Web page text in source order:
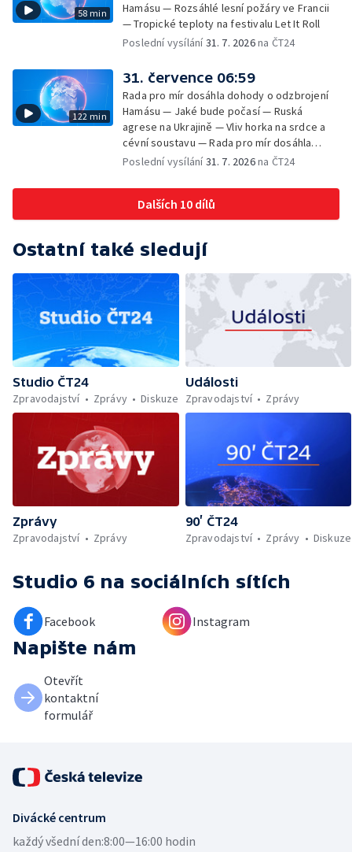
58 min
Hamásu — Rozsáhlé lesní požáry ve Francii
— Tropické teploty na festivalu Let It Roll
Poslední vysílání31. 7. 2026na ČT24
122 min
31. července 06:59
Rada pro mír dosáhla dohody o odzbrojení
Hamásu — Jaké bude počasí — Ruská
agrese na Ukrajině — Vliv horka na srdce a
cévní soustavu — Rada pro mír dosáhla
dohody o odzbrojení Hamásu — Dokument
začíná výplata superdávky — Tropické
teploty zatěžují i volně žijící zvířata
Poslední vysílání31. 7. 2026na ČT24
Dalších 10 dílů
Ostatní také sledují
Studio ČT24
Zpravodajství
Zprávy Diskuze
Události
Zpravodajství
Zprávy
Zprávy
Zpravodajství
Zprávy
90’ ČT24
Zpravodajství
Zprávy Diskuze
Studio 6 na sociálních sítích
Facebook Instagram
Napište nám
Otevřít
kontaktní
formulář
Divácké centrum
každý všední den:8:00—16:00 hodin